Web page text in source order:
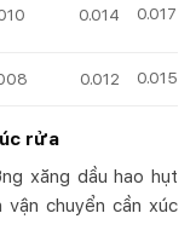
0.014 0.017
0.012 0.015
rửa
xăng dầu hao hụt
chuyển cần xúc